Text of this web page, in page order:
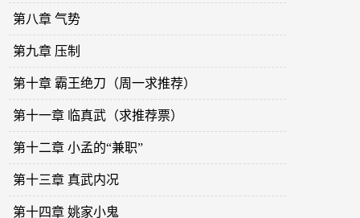
第八章 气势
第九章 压制
第十章 霸王绝刀（周一求推荐）
第十一章 临真武（求推荐票）
第十二章 小孟的“兼职”
第十三章 真武内况
第十四章 姚家小鬼